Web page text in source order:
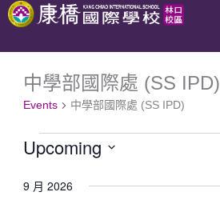
跳
中學部國際處 (SS IPD)
Events 中學部國際處 (SS IPD)
Events
Upcoming
9 月 2026